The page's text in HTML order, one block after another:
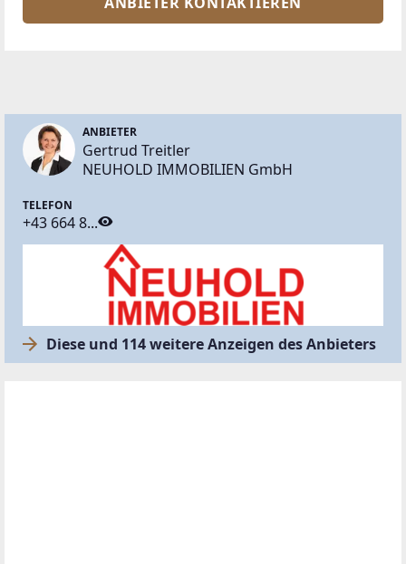
ANBIETER
Gertrud Treitler
NEUHOLD IMMOBILIEN GmbH
TELEFON
+43 664 8...
Diese und 114 weitere Anzeigen des Anbieters